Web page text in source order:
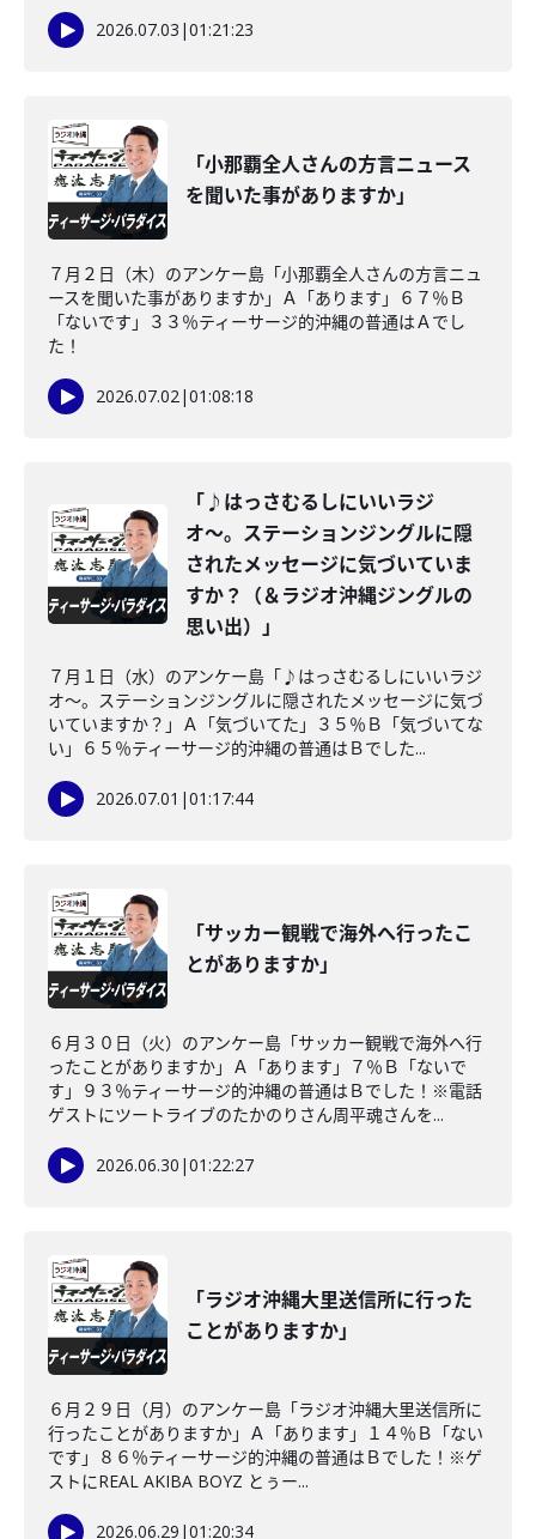
2026.07.03 |01:21:23
「小那覇全人さんの方言ニュース
を聞いた事がありますか」
７月２日（木）のアンケー島「小那覇全人さんの方言ニュ
ースを聞いた事がありますか」Ａ「あります」６７％Ｂ
「ないです」３３％ティーサージ的沖縄の普通はＡでし
た！
2026.07.02|01:08:18
「♪はっさむるしにいいラジ
オ〜。ステーションジングルに隠
されたメッセージに気づいていま
すか？（＆ラジオ沖縄ジングルの
思い出）」
７月１日（水）のアンケー島「♪はっさむるしにいいラジ
オ〜。ステーションジングルに隠されたメッセージに気づ
いていますか？」Ａ「気づいてた」３５％Ｂ「気づいてな
い」６５％ティーサージ的沖縄の普通はＢでした...
2026.07.01 |01:17:44
「サッカー観戦で海外へ行ったこ
とがありますか」
６月３０日（火）のアンケー島「サッカー観戦で海外へ行
ったことがありますか」Ａ「あります」７％Ｂ「ないで
す」９３％ティーサージ的沖縄の普通はＢでした！※電話
ゲストにツートライブのたかのりさん周平魂さんを...
2026.06.30 |01:22:27
「ラジオ沖縄大里送信所に行った
ことがありますか」
６月２９日（月）のアンケー島「ラジオ沖縄大里送信所に
行ったことがありますか」Ａ「あります」１４％Ｂ「ない
です」８６％ティーサージ的沖縄の普通はＢでした！※ゲ
ストにREAL AKIBA BOYZ とぅー...
2026.06.29 |01:20:34